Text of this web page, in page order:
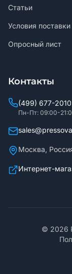
Статьи
Условия поставки
Опросный лист
Контакты
(499) 677-2010
Пн-Пт: 09:00-
Москва,
Интернет-
© 2026